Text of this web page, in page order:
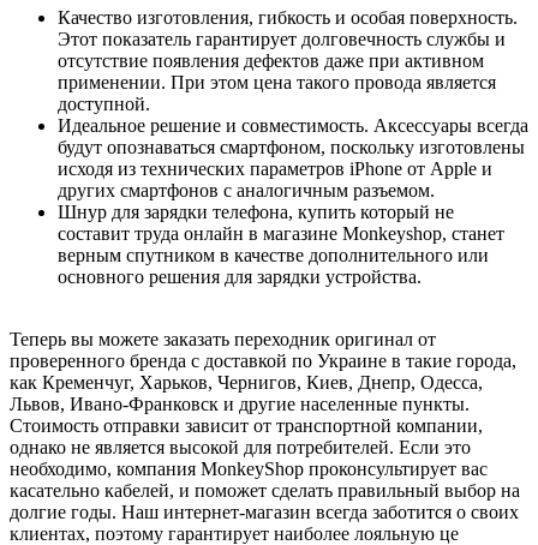
Качество изготовления, гибкость и особая поверхность.
Этот показатель гарантирует долговечность службы и
отсутствие появления дефектов даже при активном
применении. При этом цена такого провода является
доступной.
Идеальное решение и совместимость. Аксессуары всегда
будут опознаваться смартфоном, поскольку изготовлены
исходя из технических параметров iPhone от Apple и
других смартфонов с аналогичным разъемом.
Шнур для зарядки телефона, купить который не
составит труда онлайн в магазине Monkeyshop, станет
верным спутником в качестве дополнительного или
основного решения для зарядки устройства.
Теперь вы можете заказать переходник оригинал от
проверенного бренда с доставкой по Украине в такие города,
как Кременчуг, Харьков, Чернигов, Киев, Днепр, Одесса,
Львов, Ивано-Франковск и другие населенные пункты.
Стоимость отправки зависит от транспортной компании,
однако не является высокой для потребителей. Если это
необходимо, компания MonkeyShop проконсультирует вас
касательно кабелей, и поможет сделать правильный выбор на
долгие годы. Наш интернет-магазин всегда заботится о своих
клиентах, поэтому гарантирует наиболее лояльную це